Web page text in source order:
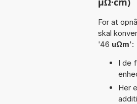
For at
skal
'46 uΩm':
I de
Her